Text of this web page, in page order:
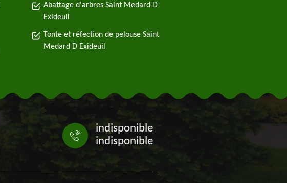
Abattage d'arbres Saint Medard D
Exideuil
Tonte et réfection de pelouse Saint
Medard D Exideuil
indisponible
indisponible